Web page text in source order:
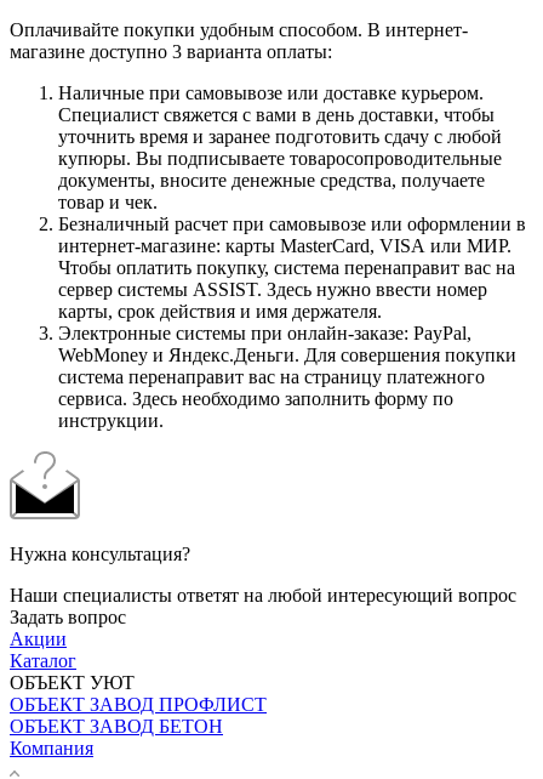
Оплачивайте покупки удобным способом. В интернет-
магазине доступно 3 варианта оплаты:
Наличные при самовывозе или доставке курьером.
Специалист свяжется с вами в день доставки, чтобы
уточнить время и заранее подготовить сдачу с любой
купюры. Вы подписываете товаросопроводительные
документы, вносите денежные средства, получаете
товар и чек.
Безналичный расчет при самовывозе или оформлении в
интернет-магазине: карты MasterCard, VISA или МИР.
Чтобы оплатить покупку, система перенаправит вас на
сервер системы ASSIST. Здесь нужно ввести номер
карты, срок действия и имя держателя.
Электронные системы при онлайн-заказе: PayPal,
WebMoney и Яндекс.Деньги. Для совершения покупки
система перенаправит вас на страницу платежного
сервиса. Здесь необходимо заполнить форму по
инструкции.
Нужна консультация?
Наши специалисты ответят на любой интересующий вопрос
Задать вопрос
Акции
Каталог
ОБЪЕКТ УЮТ
ОБЪЕКТ ЗАВОД ПРОФЛИСТ
ОБЪЕКТ ЗАВОД БЕТОН
Компания